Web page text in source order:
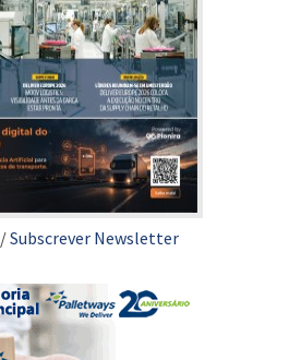
/Subscrever Newsletter